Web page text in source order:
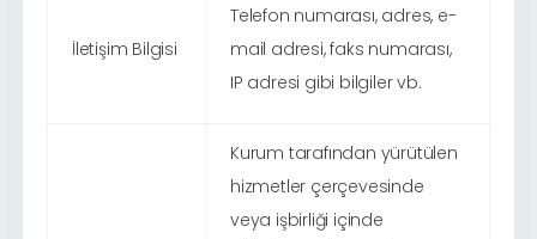
İletişim Bilgisi
Telefon numarası, adres, e-
mail adresi, faks numarası,
IP adresi gibi bilgiler vb.
Kurum tarafından yürütülen
hizmetler çerçevesinde
veya işbirliği içinde